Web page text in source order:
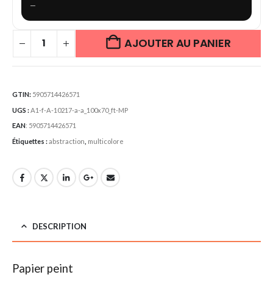
—
AJOUTER AU PANIER
GTIN: 5905714426571
UGS :A1-f-A-10217-a-a_100x70_ft-MP
EAN: 5905714426571
Étiquettes :abstraction multicolore
DESCRIPTION
Papier peint